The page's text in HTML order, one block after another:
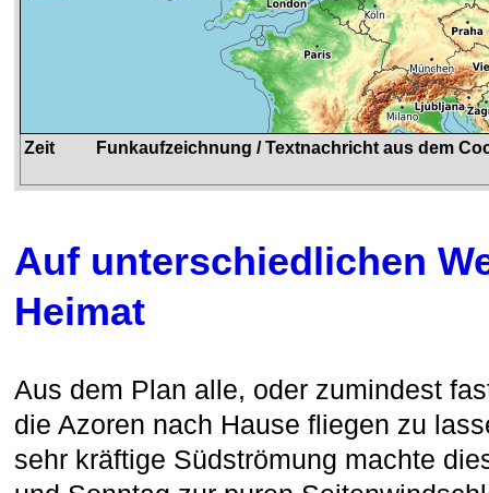
Zeit Funkaufzeichnung / Textnachricht aus dem
Auf unterschiedlichen
Heimat
Aus dem Plan alle, oder zumindest
die Azoren nach Hause fliegen zu
sehr kräftige Südströmung machte